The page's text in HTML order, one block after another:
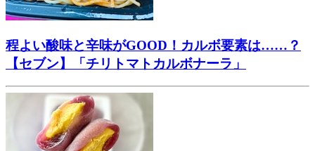
程よい酸味と辛味がGOOD！カルボ要素は……？
【セブン】「チリトマトカルボナーラ」